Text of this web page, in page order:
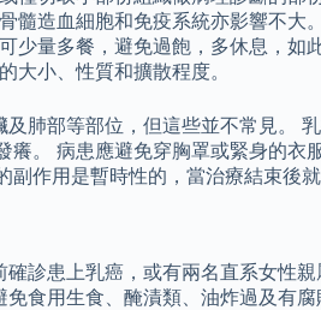
髓造血細胞和免疫系統亦影響不大。
量多餐，避免過飽，多休息，如
大小、性質和擴散程度。
肺部等部位，但這些並不常見。
。 病患應避免穿胸罩或緊身的
作用是暫時性的，當治療結束後就
診患上乳癌，或有兩名直系女性
食用生食、醃漬類、油炸過及有